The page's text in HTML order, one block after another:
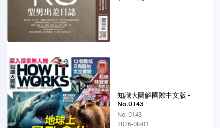
知識大圖解國際中文版 -
No.0143
No. 0143
2026-08-01